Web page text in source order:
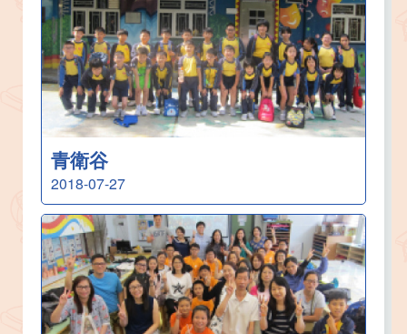
青衛谷
2018-07-27